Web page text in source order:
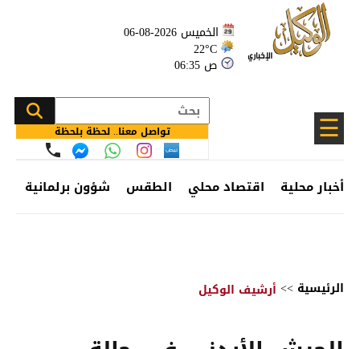
الخميس 2026-08-06
22°C
06:35 ص
☰ تواصل معنا.. لحظة بلحظة
أخبار محلية اقتصاد محلي الطقس شؤون برلمانية
الرئيسية >> أرشيف الوكيل